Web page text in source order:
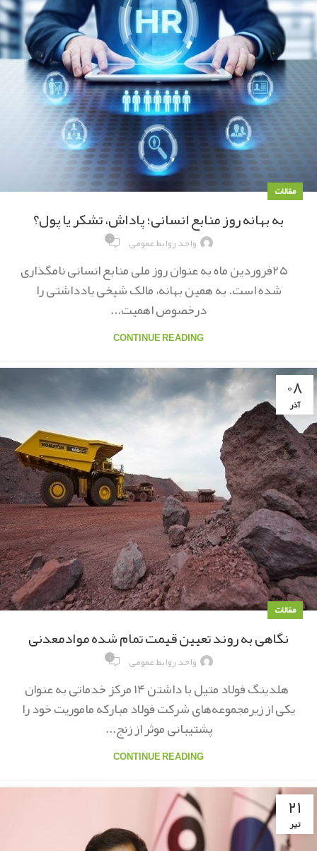
مقالات
به بهانه روز منابع انسانی؛ پاداش، تشکر یا پول؟
واحد روابط عمومی ۰
۲۵فروردین ماه به عنوان روز ملی منابع انسانی نامگذاری
شده است. به همین بهانه، مالک شیخی یادداشتی را
درخصوص اهمیت...
CONTINUE READING
۰۸
آذر
مقالات
نگاهی به روند تعیین قیمت تمام شده موادمعدنی
واحد روابط عمومی ۰
هلدینگ فولاد متیل با داشتن ۱۴ مرکز خدماتی به عنوان
یکی از زیرمجموعه‌های شرکت فولاد مبارکه ماموریت خود را
پشتیبانی موثر از زنج...
CONTINUE READING
۲۱
تیر